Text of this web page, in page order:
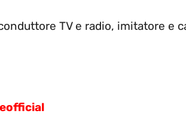
TV e radio, imitatore e